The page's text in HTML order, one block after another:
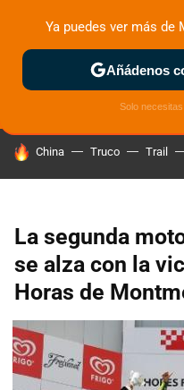
ZONA DE PRUEBAS
HOY SE HABLA DE
China Truco Trail
La segunda
se alza con la
Horas de
Ya puedes ver más
Añádenos
Solo